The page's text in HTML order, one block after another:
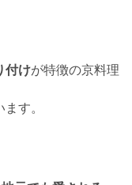
付けが特徴の京料理
す。